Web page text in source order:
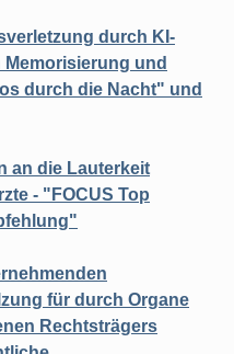
durch KI-
und
durch die Nacht" und
an die Lauterkeit
- "FOCUS Top
für durch Organe
Rechtsträgers